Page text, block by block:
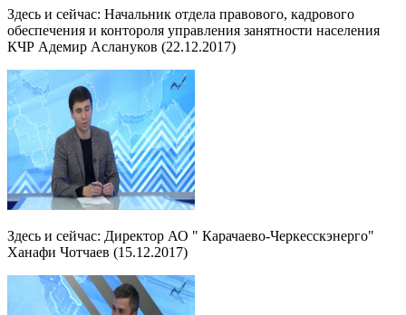
Здесь и сейчас: Начальник отдела правового, кадрового
обеспечения и контороля управления занятности населения
КЧР Адемир Аслануков (22.12.2017)
Здесь и сейчас: Директор АО " Карачаево-Черкесскэнерго"
Ханафи Чотчаев (15.12.2017)